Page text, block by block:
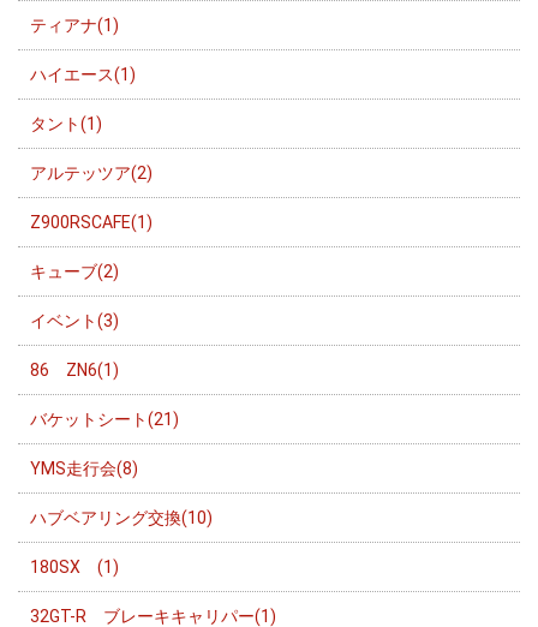
ティアナ(1)
ハイエース(1)
タント(1)
アルテッツア(2)
Z900RSCAFE(1)
キューブ(2)
イベント(3)
86 ZN6(1)
バケットシート(21)
YMS走行会(8)
ハブベアリング交換(10)
180SX (1)
32GT-R ブレーキキャリパー(1)